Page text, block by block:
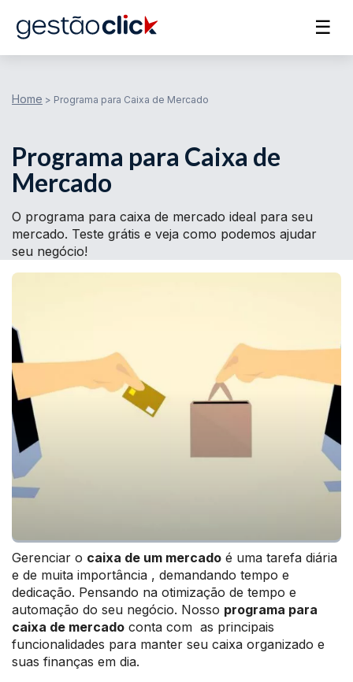
☰
Home > Programa para Caixa de Mercado
Programa para Caixa de
Mercado
O programa para caixa de mercado ideal para seu
mercado. Teste grátis e veja como podemos ajudar
seu negócio!
Gerenciar o caixa de um mercado é uma tarefa diária
e de muita importância , demandando tempo e
dedicação. Pensando na otimização de tempo e
automação do seu negócio. Nosso programa para
caixa de mercado conta com as principais
funcionalidades para manter seu caixa organizado e
suas finanças em dia.